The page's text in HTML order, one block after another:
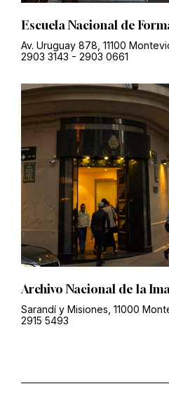
Escuela Nacional de
Av. Uruguay 878, 11100
2903 3143 - 2903 0661
Archivo Nacional de la
Sarandí y Misiones, 11000
2915 5493